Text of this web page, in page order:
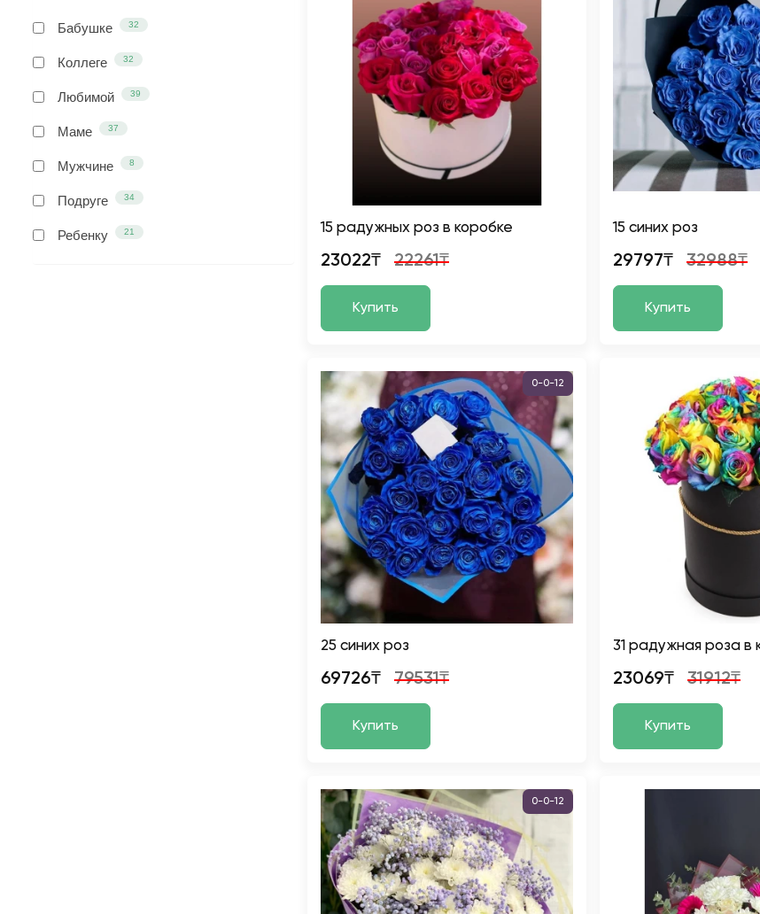
Бабушке 32
Коллеге 32
Любимой 39
Маме 37
Мужчине 8
Подруге 34
Ребенку 21 15 радужных роз в коробке
23022₸ 22261₸
Купить
15 синих роз
29797₸ 32988₸
Купить
0-0-12
25 синих роз
69726₸ 79531₸
Купить
31 радужная роза в
23069₸ 31912₸
Купить
0-0-12